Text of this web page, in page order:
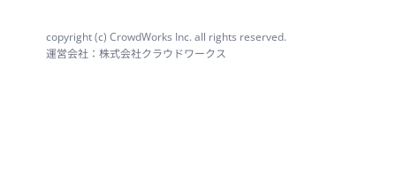
copyright (c) CrowdWorks Inc. all rights reserved.
運営会社：株式会社クラウドワークス